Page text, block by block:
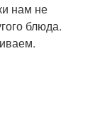
нам не
блюда.